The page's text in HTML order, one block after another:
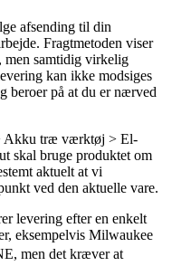
afsending til din
Fragtmetoden viser
men samtidig virkelig
kan ikke modsiges
beroer på at du er nærved
Akku træ værktøj > El-
skal bruge produktet om
aktuelt at vi
ved den aktuelle vare.
levering efter en enkelt
eksempelvis Milwaukee
men det kræver at